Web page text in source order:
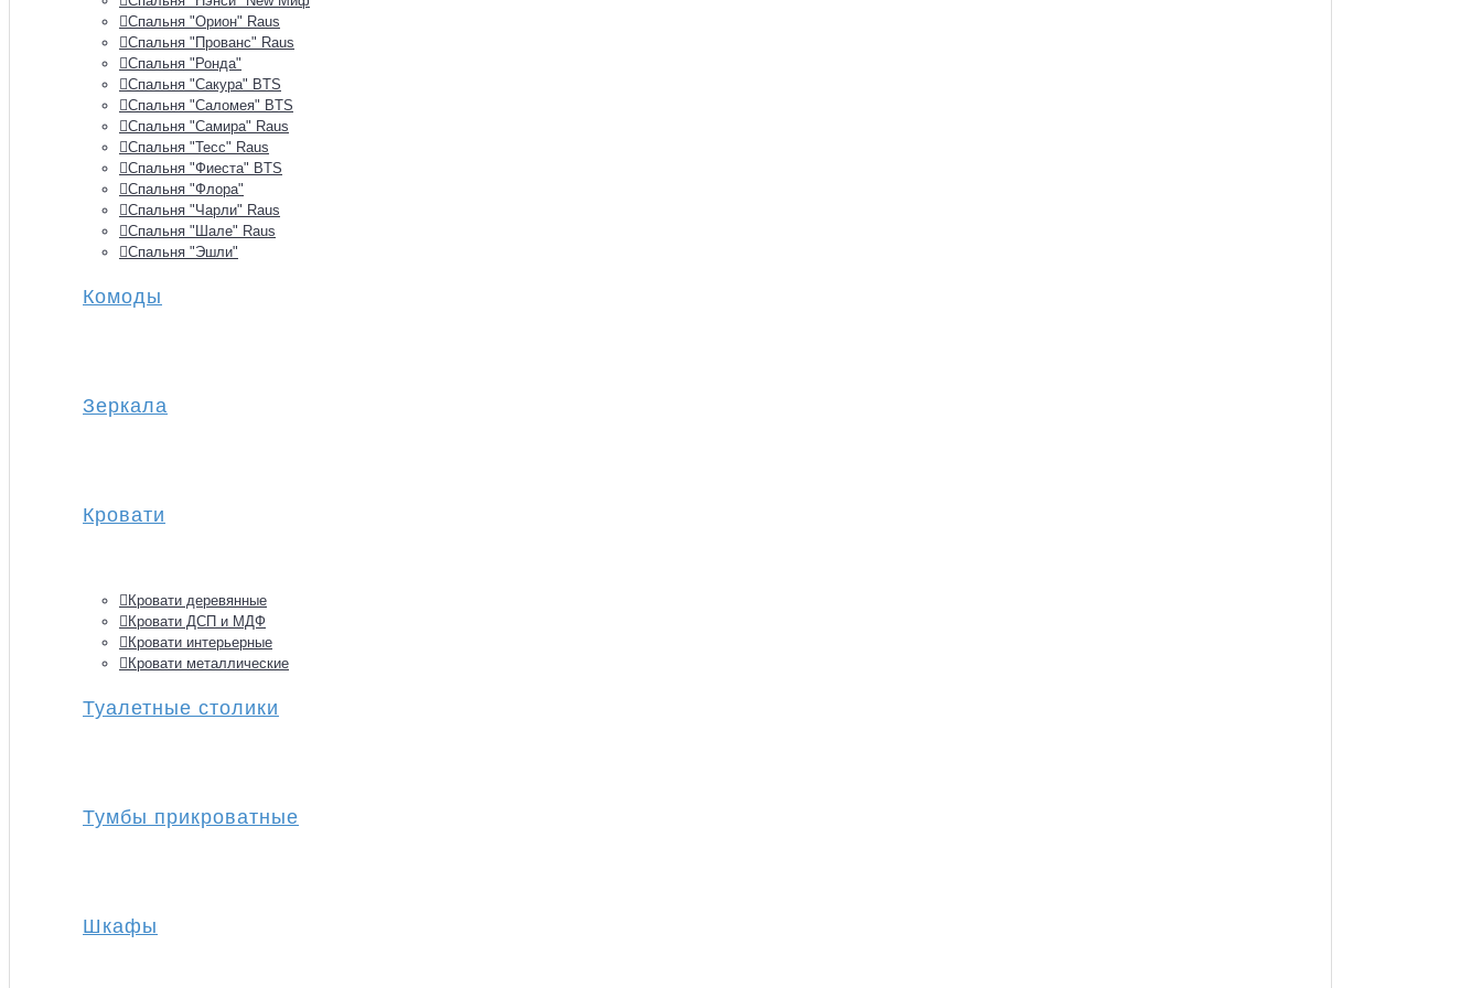
Спальня "Орион" Raus
Спальня "Прованс" Raus
Спальня "Ронда"
Спальня "Сакура" BTS
Спальня "Саломея" BTS
Спальня "Самира" Raus
Спальня "Тесс" Raus
Спальня "Фиеста" BTS
Спальня "Флора"
Спальня "Чарли" Raus
Спальня "Шале" Raus
Спальня "Эшли"
Комоды
Зеркала
Кровати
Кровати деревянные
Кровати ДСП и МДФ
Кровати интерьерные
Кровати металлические
Туалетные столики
Тумбы прикроватные
Шкафы